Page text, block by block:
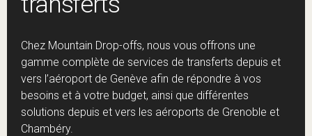
Chez Mountain Drop-offs, nous vous offrons une
gamme complète de services de transferts depuis et
vers l’aéroport de Genève afin de répondre à vos
besoins et à votre budget, ainsi que différentes
solutions depuis et vers les aéroports de Grenoble et
Chambéry.